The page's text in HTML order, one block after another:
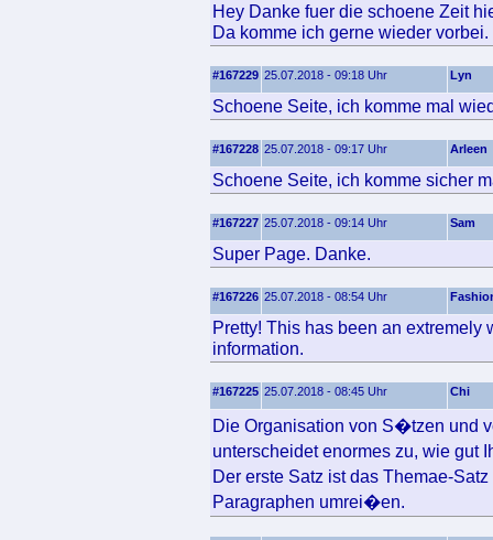
Hey Danke fuer die schoene Zeit
Da komme ich gerne wieder vorbei.
#167229 25.07.2018 - 09:18 Uhr Lyn
Schoene Seite, ich komme mal
#167228 25.07.2018 - 09:17 Uhr Arleen
Schoene Seite, ich komme sicher
#167227 25.07.2018 - 09:14 Uhr Sam
Super Page. Danke.
#167226 25.07.2018 - 08:54 Uhr
Pretty! This has been an extremely
information.
#167225 25.07.2018 - 08:45 Uhr Chi
Die Organisation von S�tzen und
unterscheidet enormes zu, wie
Der erste Satz ist das Themae-
Paragraphen umrei�en.